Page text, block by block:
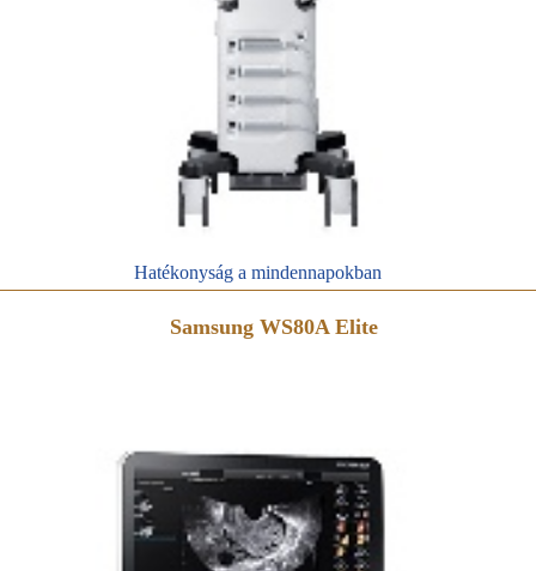
Hatékonyság a mindennapokban
Samsung WS80A Elite